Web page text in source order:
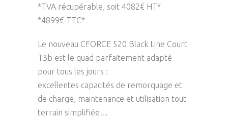
*TVA récupérable, soit 4082€ HT*
*4899€ TTC*
Le nouveau CFORCE 520 Black Line Court
T3b est le quad parfaitement adapté
pour tous les jours :
excellentes capacités de remorquage et
de charge, maintenance et utilisation tout
terrain simplifiée…